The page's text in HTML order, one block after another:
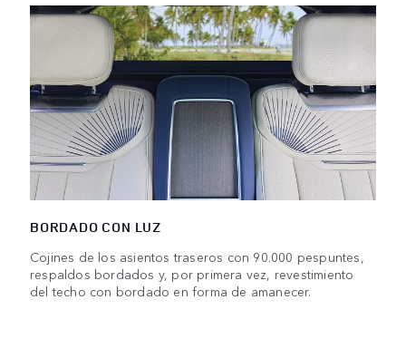
BORDADO CON LUZ
Cojines de los asientos traseros con 90.000 pespuntes,
respaldos bordados y, por primera vez, revestimiento
del techo con bordado en forma de amanecer.